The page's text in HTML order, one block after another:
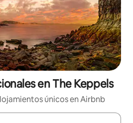
en The Keppels
únicos en Airbnb